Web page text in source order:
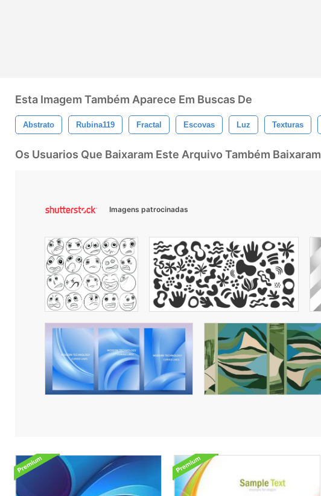
Esta Imagem Também Aparece Em Buscas De
Abstrato Rubina119 Fractal Escovas Luz Texturas
Os Usuarios Que Baixaram Este Arquivo Também Baixaram
Imagens patrocinadas